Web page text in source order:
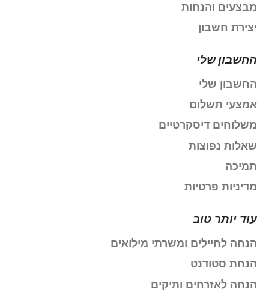
מבצעים והנחות
יצירת חשבון
החשבון שלי
החשבון שלי
אמצעי תשלום
משלוחים דיסקרטיים
שאלות נפוצות
תמיכה
מדיניות פרטיות
עוד יותר טוב
הנחה לחיילים ומשרתי מילואים
הנחת סטודנט
הנחה לאזרחים ותיקים